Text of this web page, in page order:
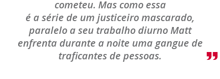
cometeu. Mas como essa
é a série de um justiceiro mascarado,
paralelo a seu trabalho diurno Matt
enfrenta durante a noite uma gangue de
traficantes de pessoas.